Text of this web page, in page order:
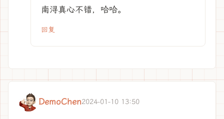
南浔真心不错，哈哈。
回复
DemoChen2024-01-10 13:50